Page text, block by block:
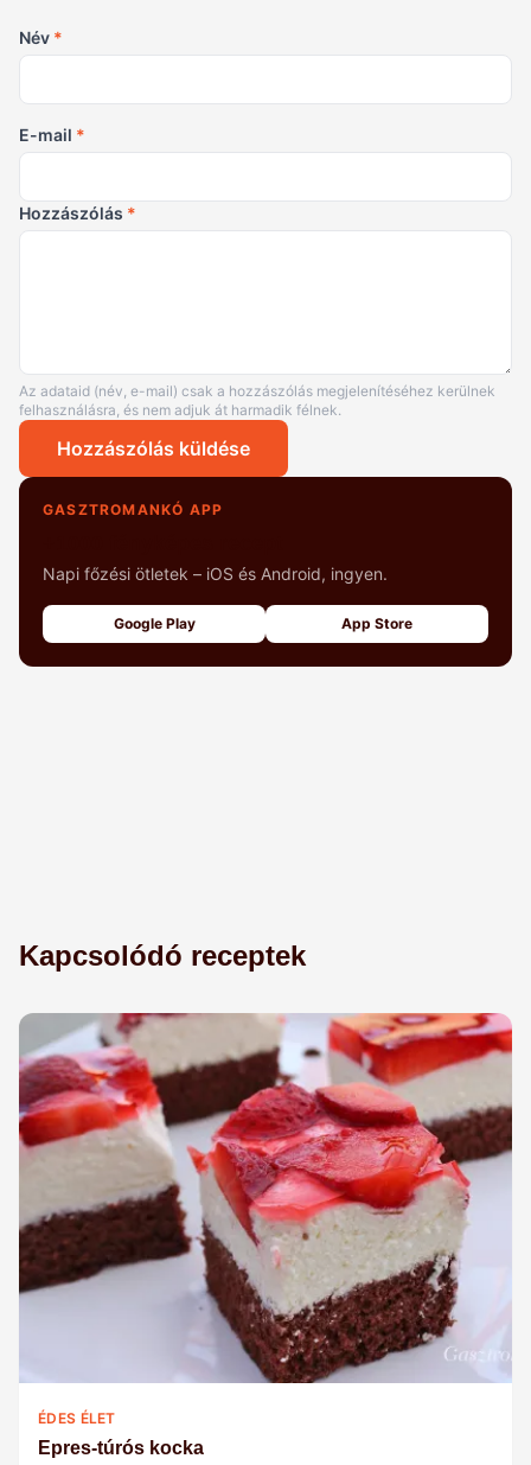
Név *
E-mail *
Hozzászólás *
Az adataid (név, e-mail) csak a hozzászólás megjelenítéséhez kerülnek
felhasználásra, és nem adjuk át harmadik félnek.
Hozzászólás küldése
GASZTROMANKÓ APP
Napi főzési ötletek – iOS és Android, ingyen.
Google Play App Store
Kapcsolódó receptek
ÉDES ÉLET
Epres-túrós kocka